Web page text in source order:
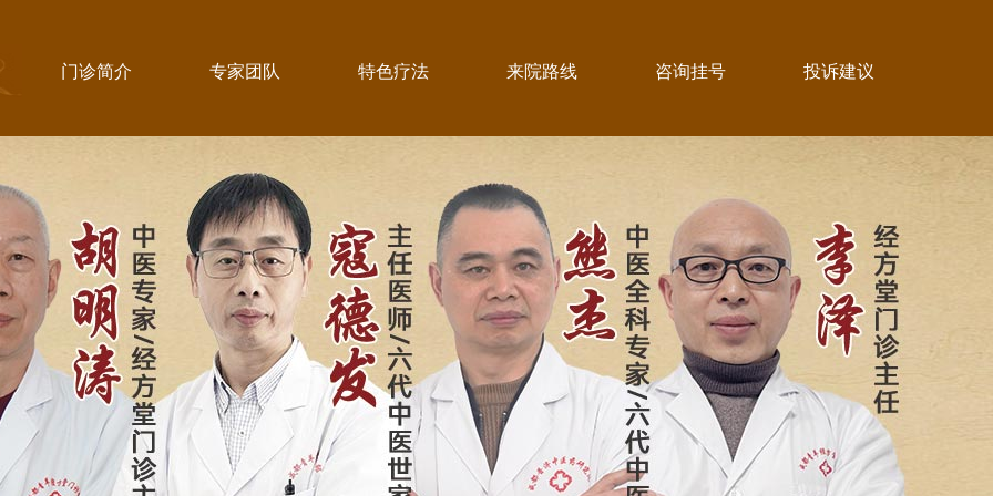
门诊简介 专家团队 特色疗法 来院路线 咨询挂号 投诉建议